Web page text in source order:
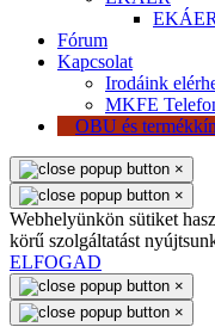
EKÁER
Fórum
Kapcsolat
Irodáink
MKFE
OBU és
×
×
Webhelyünkön sütiket
körű szolgáltatást
ELFOGAD
×
×